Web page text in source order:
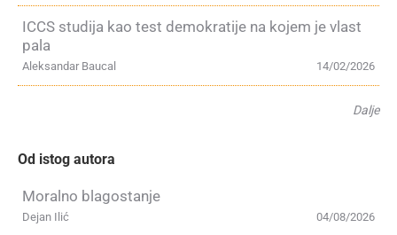
ICCS studija kao test demokratije na kojem je vlast
pala
14/02/2026
Aleksandar Baucal
Dalje
Od istog autora
Moralno blagostanje
04/08/2026
Dejan Ilić